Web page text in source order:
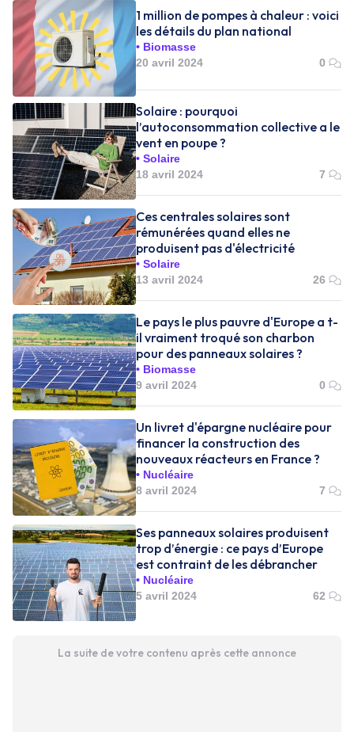
1 million de pompes à chaleur : voici
les détails du plan national
Biomasse
20 avril 2024
0
Solaire : pourquoi
l’autoconsommation collective a le
vent en poupe ?
Solaire
18 avril 2024
7
Ces centrales solaires sont
rémunérées quand elles ne
produisent pas d'électricité
Solaire
13 avril 2024
26
Le pays le plus pauvre d'Europe a t-
il vraiment troqué son charbon
pour des panneaux solaires ?
Biomasse
9 avril 2024
0
Un livret d'épargne nucléaire pour
financer la construction des
nouveaux réacteurs en France ?
Nucléaire
8 avril 2024
7
Ses panneaux solaires produisent
trop d’énergie : ce pays d’Europe
est contraint de les débrancher
Nucléaire
5 avril 2024
62
La suite de votre contenu après cette annonce